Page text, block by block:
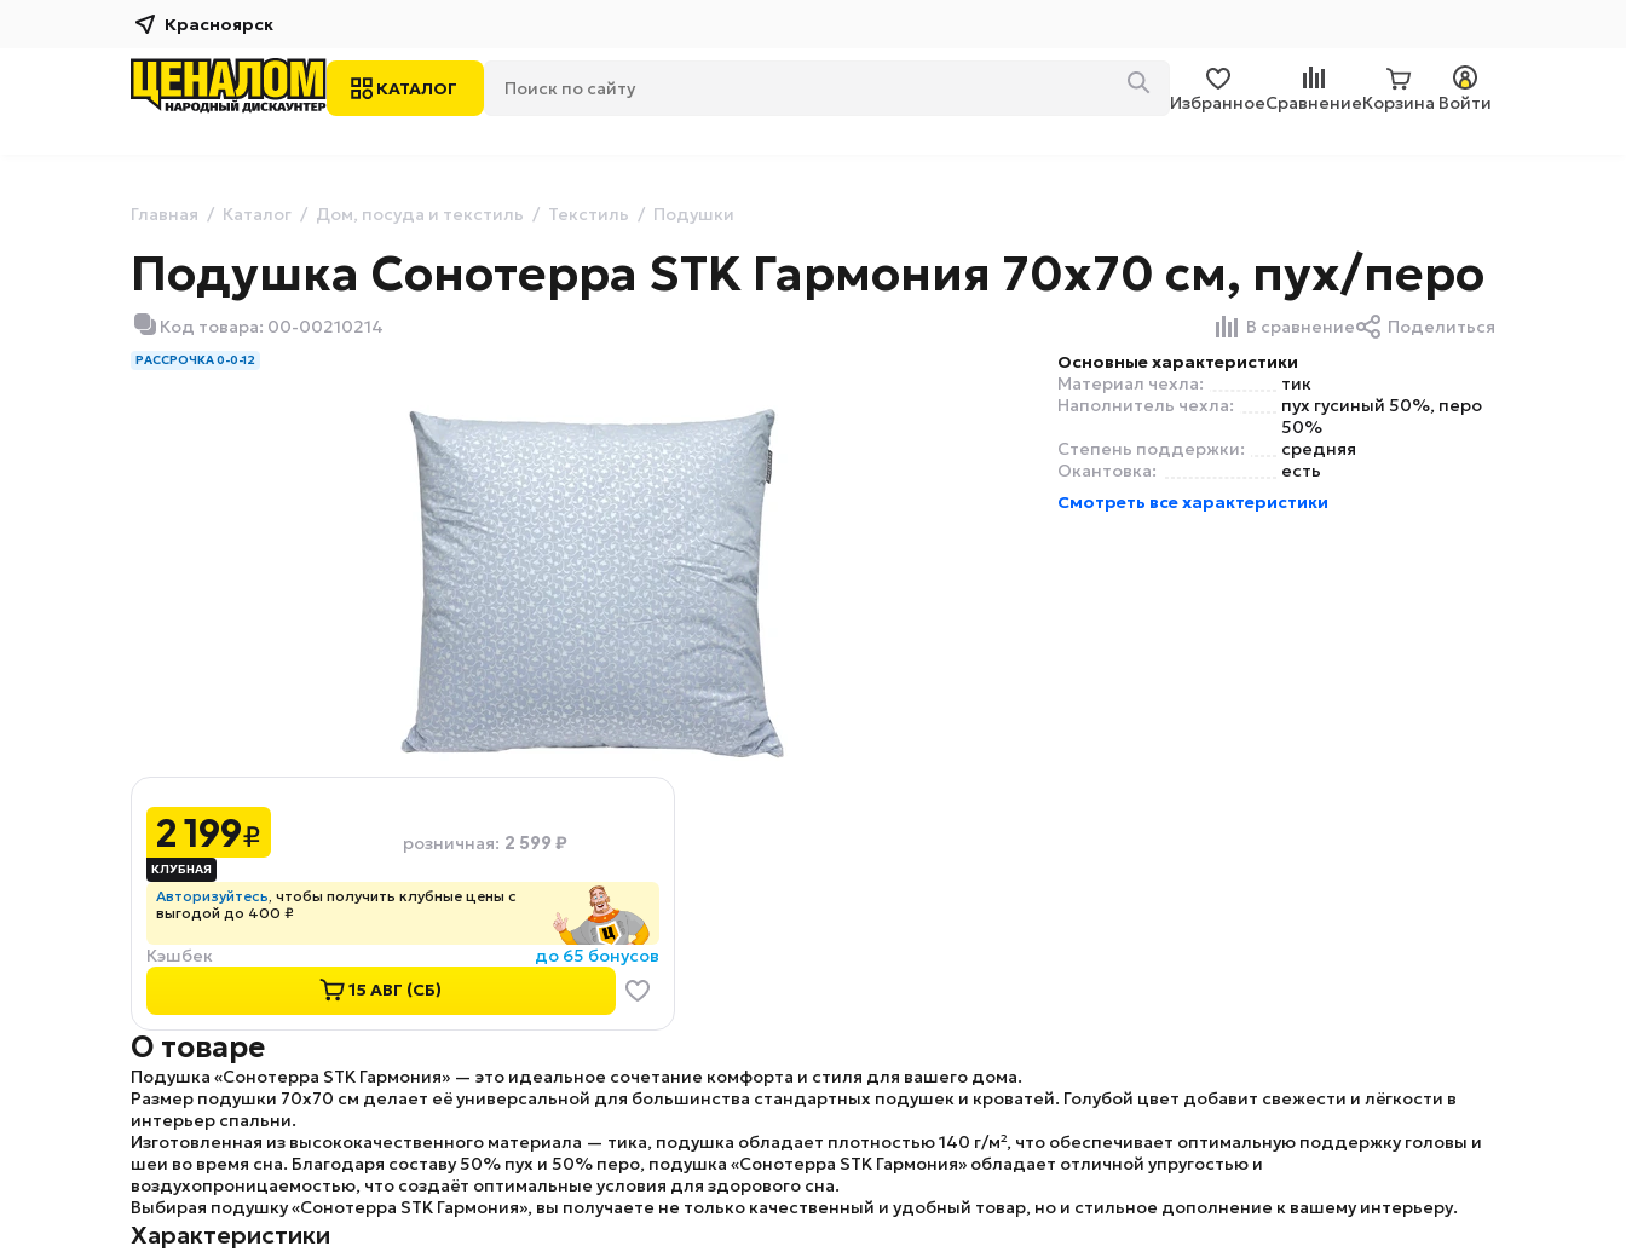
Красноярск
КАТАЛОГ
ИзбранноеСравнениеКорзина Войти
Главная Каталог Дом, посуда и текстиль Текстиль Подушки
Подушка Сонотерра STK Гармония 70х70 см, пух/перо
Код товара: 00-00210214 В сравнение Поделиться
РАССРОЧКА 0-0-12
Основные характеристики
Материал чехла:
тик
Наполнитель чехла:
пух гусиный 50%, перо
50%
Степень поддержки:
средняя
Окантовка:
есть
Смотреть все характеристики
2 199₽ розничная: 2 599 ₽
Авторизуйтесь, чтобы получить клубные цены с
выгодой до 400 ₽
Кэшбек
до 65 бонусов
15 АВГ (СБ)
О товаре
Подушка «Сонотерра STK Гармония» — это идеальное сочетание комфорта и стиля для вашего дома.
Размер подушки 70х70 см делает её универсальной для большинства стандартных подушек и кроватей. Голубой цвет добавит свежести и лёгкости в
интерьер спальни.
Изготовленная из высококачественного материала — тика, подушка обладает плотностью140 г/м², что обеспечивает оптимальную поддержку головы и
шеи во время сна. Благодаря составу50% пух и 50% перо, подушка «Сонотерра STK Гармония» обладает отличной упругостью и
воздухопроницаемостью, что создаёт оптимальные условия для здорового сна.
Выбирая подушку«Сонотерра STK Гармония», вы получаете не только качественный и удобный товар, но и стильное дополнение к вашему интерьеру.
Характеристики